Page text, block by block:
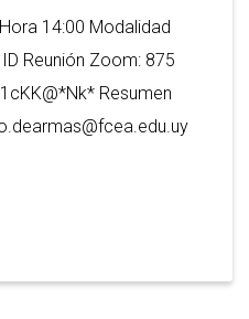
14:00 Modalidad
Reunión Zoom: 875
Resumen